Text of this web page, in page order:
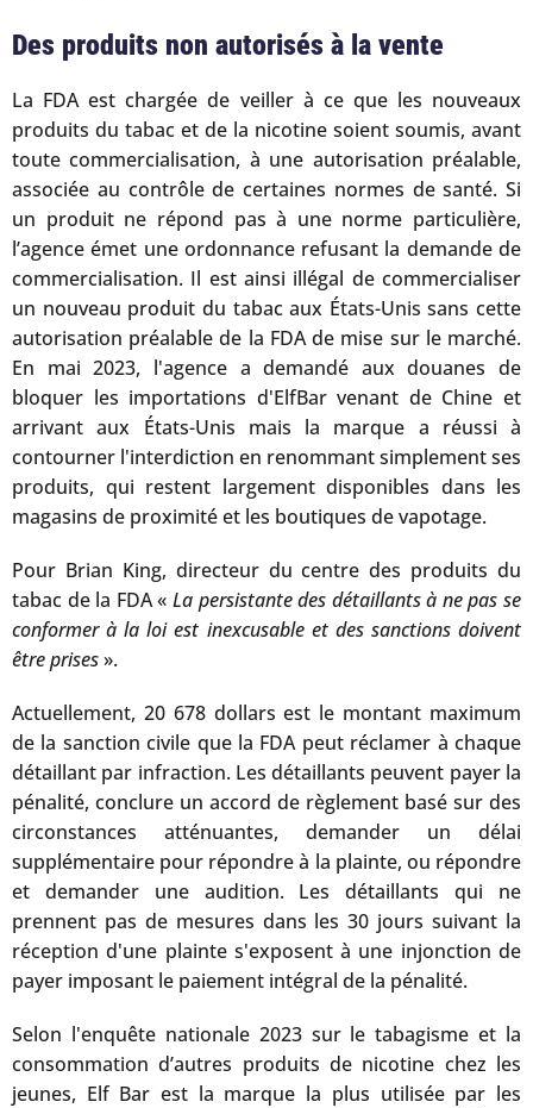
Des produits non autorisés à la vente
La FDA est chargée de veiller à ce que les nouveaux
produits du tabac et de la nicotine soient soumis, avant
toute commercialisation, à une autorisation préalable,
associée au contrôle de certaines normes de santé. Si
un produit ne répond pas à une norme particulière,
l’agence émet une ordonnance refusant la demande de
commercialisation. Il est ainsi illégal de commercialiser
un nouveau produit du tabac aux États-Unis sans cette
autorisation préalable de la FDA de mise sur le marché.
En mai 2023, l'agence a demandé aux douanes de
bloquer les importations d'ElfBar venant de Chine et
arrivant aux États-Unis mais la marque a réussi à
contourner l'interdiction en renommant simplement ses
produits, qui restent largement disponibles dans les
magasins de proximité et les boutiques de vapotage.
Pour Brian King, directeur du centre des produits du
tabac de la FDA « La persistante des détaillants à ne pas se
conformer à la loi est inexcusable et des sanctions doivent
être prises».
Actuellement, 20 678 dollars est le montant maximum
de la sanction civile que la FDA peut réclamer à chaque
détaillant par infraction. Les détaillants peuvent payer la
pénalité, conclure un accord de règlement basé sur des
circonstances atténuantes, demander un délai
supplémentaire pour répondre à la plainte, ou répondre
et demander une audition. Les détaillants qui ne
prennent pas de mesures dans les 30 jours suivant la
réception d'une plainte s'exposent à une injonction de
payer imposant le paiement intégral de la pénalité.
Selon l'enquête nationale 2023 sur le tabagisme et la
consommation d’autres produits de nicotine chez les
jeunes, Elf Bar est la marque la plus utilisée par les